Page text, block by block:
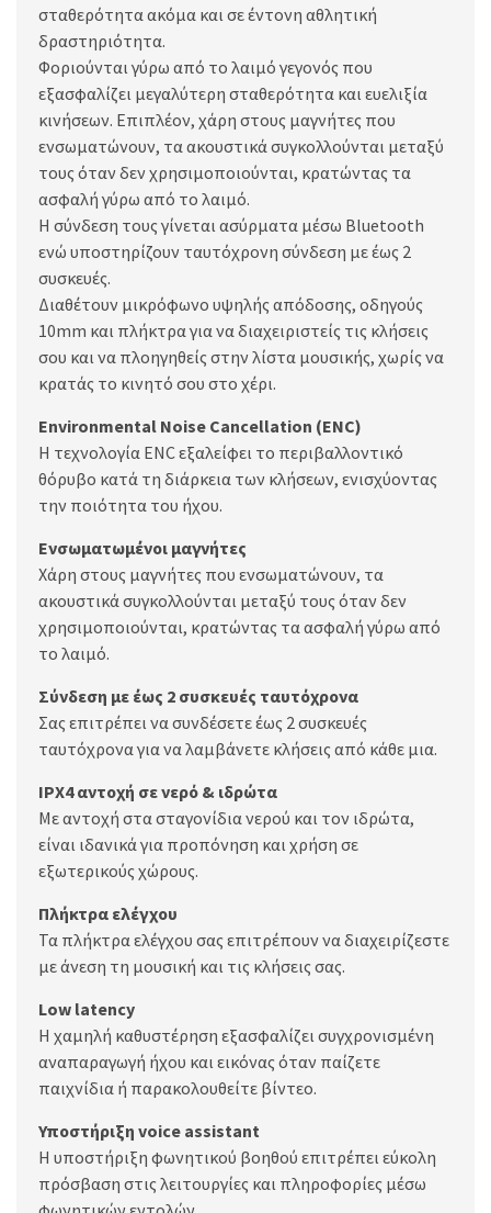
σταθερότητα ακόμα και σε έντονη αθλητική
δραστηριότητα.
Φοριούνται γύρω από το λαιμό γεγονός που
εξασφαλίζει μεγαλύτερη σταθερότητα και ευελιξία
κινήσεων. Επιπλέον, χάρη στους μαγνήτες που
ενσωματώνουν, τα ακουστικά συγκολλούνται μεταξύ
τους όταν δεν χρησιμοποιούνται, κρατώντας τα
ασφαλή γύρω από το λαιμό.
Η σύνδεση τους γίνεται ασύρματα μέσω Bluetooth
ενώ υποστηρίζουν ταυτόχρονη σύνδεση με έως 2
συσκευές.
Διαθέτουν μικρόφωνο υψηλής απόδοσης, οδηγούς
10mm και πλήκτρα για να διαχειριστείς τις κλήσεις
σου και να πλοηγηθείς στην λίστα μουσικής, χωρίς να
κρατάς το κινητό σου στο χέρι.
Environmental Noise Cancellation (ENC)
Η τεχνολογία ENC εξαλείφει το περιβαλλοντικό
θόρυβο κατά τη διάρκεια των κλήσεων, ενισχύοντας
την ποιότητα του ήχου.
Ενσωματωμένοι μαγνήτες
Χάρη στους μαγνήτες που ενσωματώνουν, τα
ακουστικά συγκολλούνται μεταξύ τους όταν δεν
χρησιμοποιούνται, κρατώντας τα ασφαλή γύρω από
το λαιμό.
Σύνδεση με έως 2 συσκευές ταυτόχρονα
Σας επιτρέπει να συνδέσετε έως 2 συσκευές
ταυτόχρονα για να λαμβάνετε κλήσεις από κάθε μια.
IPX4 αντοχή σε νερό & ιδρώτα
Με αντοχή στα σταγονίδια νερού και τον ιδρώτα,
είναι ιδανικά για προπόνηση και χρήση σε
εξωτερικούς χώρους.
Πλήκτρα ελέγχου
Τα πλήκτρα ελέγχου σας επιτρέπουν να διαχειρίζεστε
με άνεση τη μουσική και τις κλήσεις σας.
Low latency
Η χαμηλή καθυστέρηση εξασφαλίζει συγχρονισμένη
αναπαραγωγή ήχου και εικόνας όταν παίζετε
παιχνίδια ή παρακολουθείτε βίντεο.
Υποστήριξη voice assistant
Η υποστήριξη φωνητικού βοηθού επιτρέπει εύκολη
πρόσβαση στις λειτουργίες και πληροφορίες μέσω